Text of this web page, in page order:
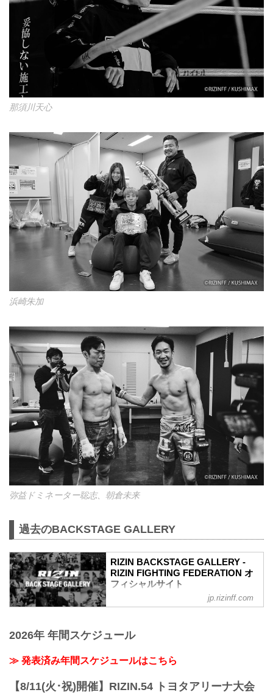
那須川天心
浜崎朱加
弥益ドミネーター聡志、朝倉未来
過去のBACKSTAGE GALLERY
RIZIN BACKSTAGE GALLERY -
RIZIN FIGHTING FEDERATION オ
フィシャルサイト
戦いの裏側で選手が見せる真実の素顔。
jp.rizinff.com
2026年 年間スケジュール
≫ 発表済み年間スケジュールはこちら
【8/11(火･祝)開催】RIZIN.54 トヨタアリーナ大会